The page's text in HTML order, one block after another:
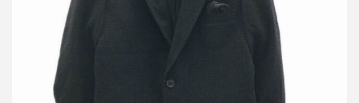
ヨウジヤマモト コスチュームドオム 14AW ウールチェックジャケ
ット&タックパンツ セットアップ
詳しく見る